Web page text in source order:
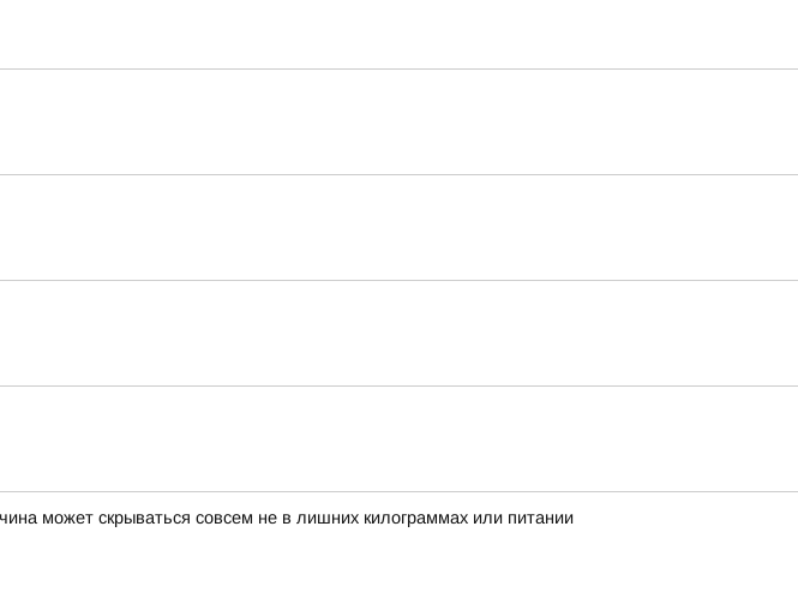
может скрываться совсем не в лишних килограммах или питании